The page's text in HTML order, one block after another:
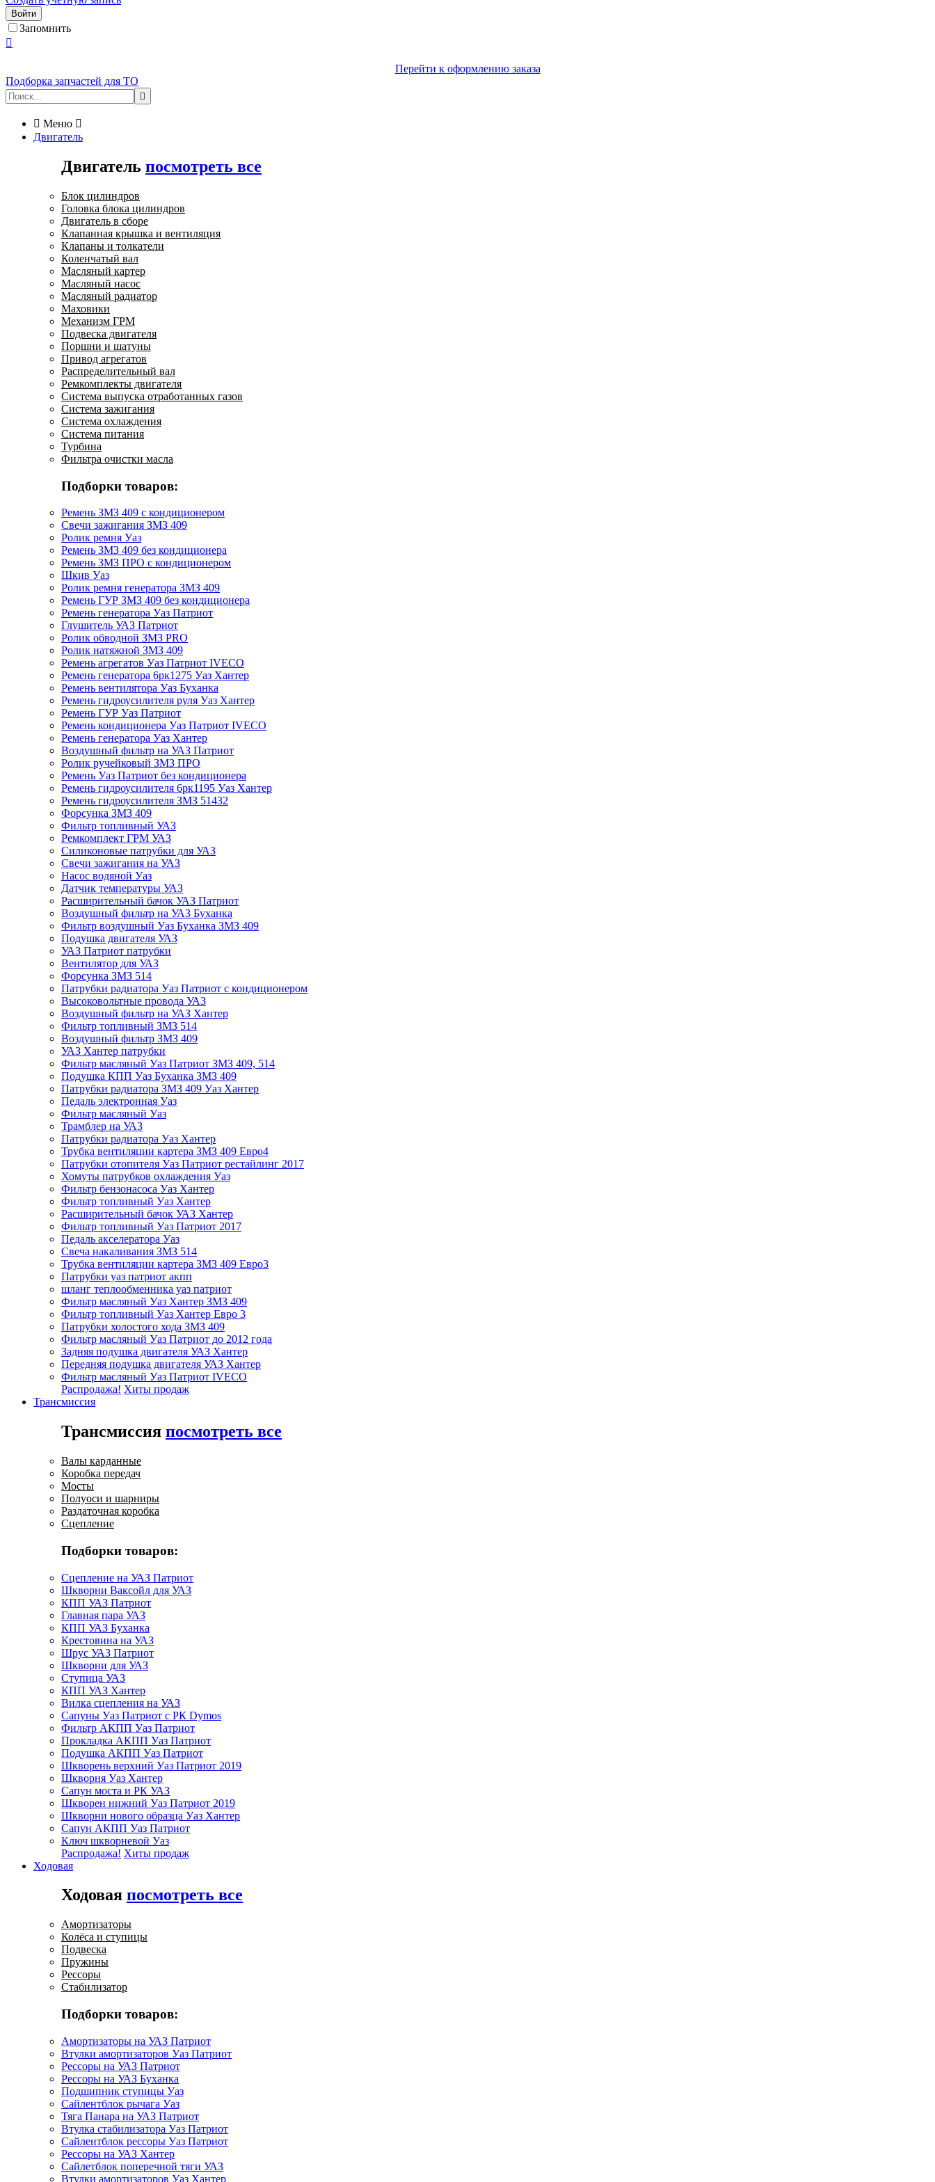
Войти
Запомнить

Перейти к оформлению заказа
Подборка запчастей для ТО

 Меню 
Двигатель
Двигатель посмотреть все
Блок цилиндров
Головка блока цилиндров
Двигатель в сборе
Клапанная крышка и вентиляция
Клапаны и толкатели
Коленчатый вал
Масляный картер
Масляный насос
Масляный радиатор
Маховики
Механизм ГРМ
Подвеска двигателя
Поршни и шатуны
Привод агрегатов
Распределительный вал
Ремкомплекты двигателя
Система выпуска отработанных газов
Система зажигания
Система охлаждения
Система питания
Турбина
Фильтра очистки масла
Подборки товаров:
Ремень ЗМЗ 409 с кондиционером
Свечи зажигания ЗМЗ 409
Ролик ремня Уаз
Ремень ЗМЗ 409 без кондиционера
Ремень ЗМЗ ПРО с кондиционером
Шкив Уаз
Ролик ремня генератора ЗМЗ 409
Ремень ГУР ЗМЗ 409 без кондиционера
Ремень генератора Уаз Патриот
Глушитель УАЗ Патриот
Ролик обводной ЗМЗ PRO
Ролик натяжной ЗМЗ 409
Ремень агрегатов Уаз Патриот IVECO
Ремень генератора 6рк1275 Уаз Хантер
Ремень вентилятора Уаз Буханка
Ремень гидроусилителя руля Уаз Хантер
Ремень ГУР Уаз Патриот
Ремень кондиционера Уаз Патриот IVECO
Ремень генератора Уаз Хантер
Воздушный фильтр на УАЗ Патриот
Ролик ручейковый ЗМЗ ПРО
Ремень Уаз Патриот без кондиционера
Ремень гидроусилителя 6рк1195 Уаз Хантер
Ремень гидроусилителя ЗМЗ 51432
Форсунка ЗМЗ 409
Фильтр топливный УАЗ
Ремкомплект ГРМ УАЗ
Силиконовые патрубки для УАЗ
Свечи зажигания на УАЗ
Насос водяной Уаз
Датчик температуры УАЗ
Расширительный бачок УАЗ Патриот
Воздушный фильтр на УАЗ Буханка
Фильтр воздушный Уаз Буханка ЗМЗ 409
Подушка двигателя УАЗ
УАЗ Патриот патрубки
Вентилятор для УАЗ
Форсунка ЗМЗ 514
Патрубки радиатора Уаз Патриот с кондиционером
Высоковольтные провода УАЗ
Воздушный фильтр на УАЗ Хантер
Фильтр топливный ЗМЗ 514
Воздушный фильтр ЗМЗ 409
УАЗ Хантер патрубки
Фильтр масляный Уаз Патриот ЗМЗ 409, 514
Подушка КПП Уаз Буханка ЗМЗ 409
Патрубки радиатора ЗМЗ 409 Уаз Хантер
Педаль электронная Уаз
Фильтр масляный Уаз
Трамблер на УАЗ
Патрубки радиатора Уаз Хантер
Трубка вентиляции картера ЗМЗ 409 Евро4
Патрубки отопителя Уаз Патриот рестайлинг 2017
Хомуты патрубков охлаждения Уаз
Фильтр бензонасоса Уаз Хантер
Фильтр топливный Уаз Хантер
Расширительный бачок УАЗ Хантер
Фильтр топливный Уаз Патриот 2017
Педаль акселератора Уаз
Свеча накаливания ЗМЗ 514
Трубка вентиляции картера ЗМЗ 409 Евро3
Патрубки уаз патриот акпп
шланг теплообменника уаз патриот
Фильтр масляный Уаз Хантер ЗМЗ 409
Фильтр топливный Уаз Хантер Евро 3
Патрубки холостого хода ЗМЗ 409
Фильтр масляный Уаз Патриот до 2012 года
Задняя подушка двигателя УАЗ Хантер
Передняя подушка двигателя УАЗ Хантер
Фильтр масляный Уаз Патриот IVECO
Распродажа! Хиты продаж
Трансмиссия
Трансмиссия посмотреть все
Валы карданные
Коробка передач
Мосты
Полуоси и шарниры
Раздаточная коробка
Сцепление
Подборки товаров:
Сцепление на УАЗ Патриот
Шкворни Ваксойл для УАЗ
КПП УАЗ Патриот
Главная пара УАЗ
КПП УАЗ Буханка
Крестовина на УАЗ
Шрус УАЗ Патриот
Шкворни для УАЗ
Ступица УАЗ
КПП УАЗ Хантер
Вилка сцепления на УАЗ
Сапуны Уаз Патриот с РК Dymos
Фильтр АКПП Уаз Патриот
Прокладка АКПП Уаз Патриот
Подушка АКПП Уаз Патриот
Шкворень верхний Уаз Патриот 2019
Шкворня Уаз Хантер
Сапун моста и РК УАЗ
Шкворен нижний Уаз Патриот 2019
Шкворни нового образца Уаз Хантер
Сапун АКПП Уаз Патриот
Ключ шкворневой Уаз
Распродажа! Хиты продаж
Ходовая
Ходовая посмотреть все
Амортизаторы
Колёса и ступицы
Подвеска
Пружины
Рессоры
Стабилизатор
Подборки товаров:
Амортизаторы на УАЗ Патриот
Втулки амортизаторов Уаз Патриот
Рессоры на УАЗ Патриот
Рессоры на УАЗ Буханка
Подшипник ступицы Уаз
Сайлентблок рычага Уаз
Тяга Панара на УАЗ Патриот
Втулка стабилизатора Уаз Патриот
Сайлентблок рессоры Уаз Патриот
Рессоры на УАЗ Хантер
Сайлетблок поперечной тяги УАЗ
Втулки амортизаторов Уаз Хантер